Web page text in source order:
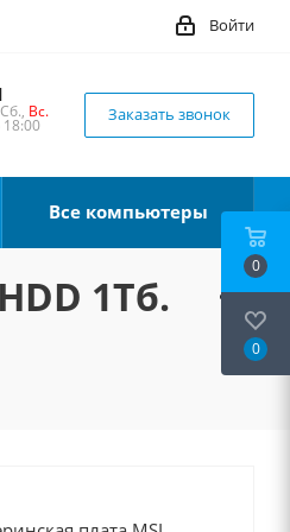
Войти
Вс.
18:00
Заказать звонок
Все компьютеры
1Тб.
0
0